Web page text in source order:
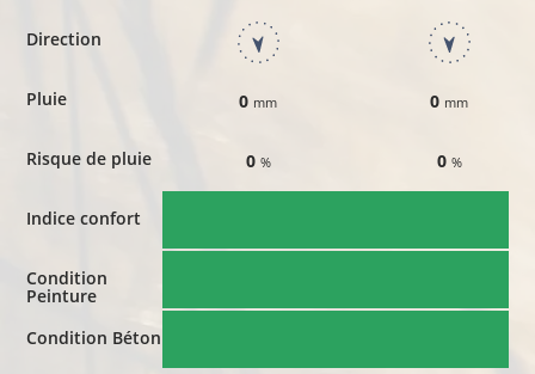
Direction
Pluie
Risque de pluie
Indice confort
Condition
Peinture
Condition Béton
0 mm
0 %
0 mm
0 %